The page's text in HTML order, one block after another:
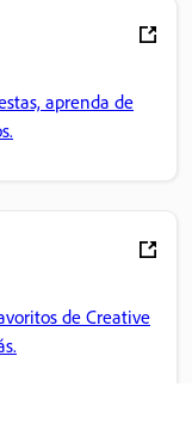
aprenda de
de Creative